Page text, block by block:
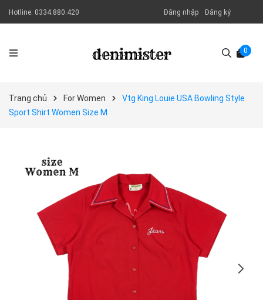
Hotline: 0334.880.420 Đăng nhập Đăng ký
0
Trang chủ For Women
Vtg King Louie USA Bowling Style
Sport Shirt Women Size M